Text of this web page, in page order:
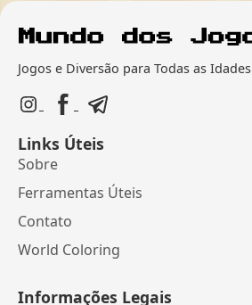
Jogos e Diversão para Todas as Idades
Links Úteis
Sobre
Ferramentas Úteis
Contato
World Coloring
Informações Legais